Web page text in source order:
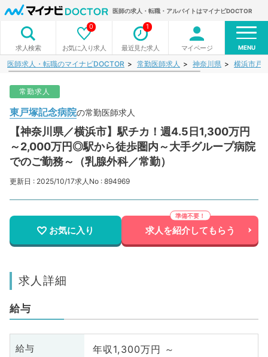
医師の求人・転職・アルバイトはマイナビDOCTOR
求人検索 お気に入り求人
0
最近見た求人
1
マイページ MENU
医師求人・転職のマイナビDOCTOR 常勤医師求人 神奈川県 横浜市戸
常勤求人
東戸塚記念病院の常勤医師求人
【神奈川県／横浜市】駅チカ！週4.5日1,300万円
～2,000万円◎駅から徒歩圏内～大手グループ病院
でのご勤務～（乳腺外科／常勤）
更新日 : 2025/10/17求人No : 894969
お気に入り 求人を紹介してもらう
求人詳細
給与
給与 年収1,300万円 ～